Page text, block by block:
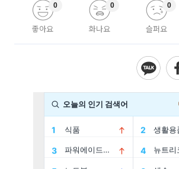
좋아요
0
화나요
0
슬퍼요
0